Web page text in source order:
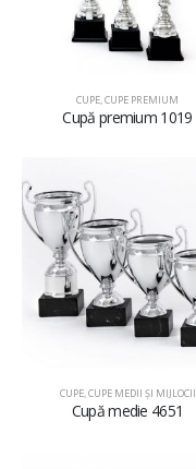
CUPE,CUPE PREMIUM
Cupă premium 1019
CUPE,CUPE MEDII ŞI MIJLOCII
Cupă medie 4651